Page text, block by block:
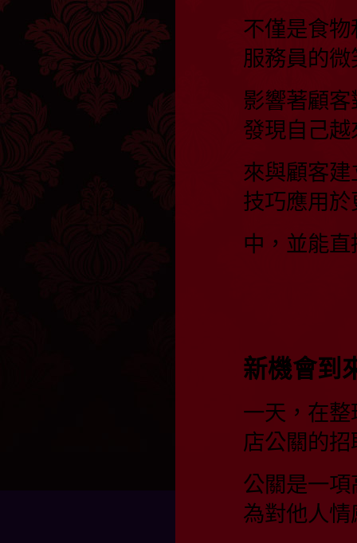
不僅是食
服務員的
影響著顧
發現自己
來與顧客
技巧應用
中，並能
新機會到
一天，在
店公關的
公關是一
為對他人情